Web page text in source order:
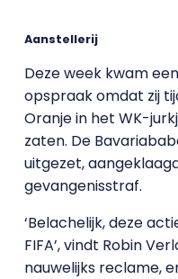
Aanstellerij
Deze week kwam
opspraak omdat zij
Oranje in het WK-
zaten. De
uitgezet,
gevangenisstraf.
‘Belachelijk, deze
FIFA’, vindt Robin
nauwelijks reclame,